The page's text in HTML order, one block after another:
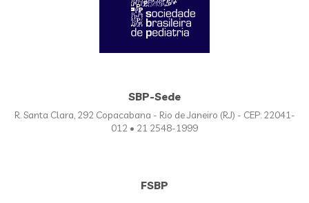
SBP-Sede
R. Santa Clara, 292 Copacabana - Rio de Janeiro (RJ) - CEP: 22041-
012 • 21 2548-1999
FSBP